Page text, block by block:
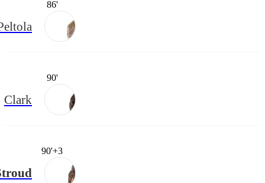
86'
90'
Clark
90'+3